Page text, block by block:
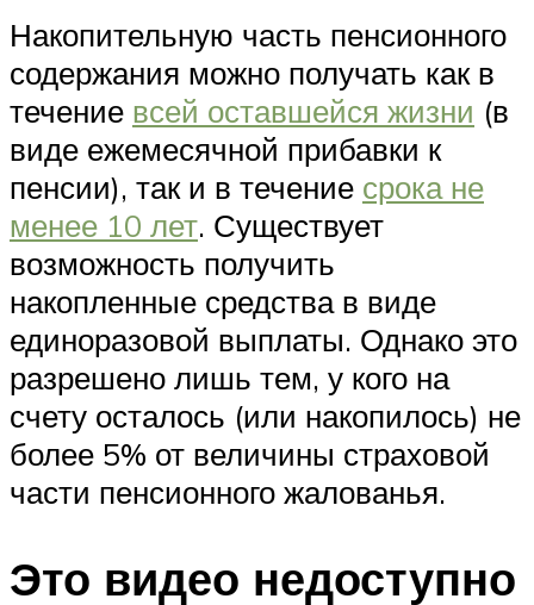
Накопительную часть пенсионного
содержания можно получать как в
течение всей оставшейся жизни (в
виде ежемесячной прибавки к
пенсии), так и в течение срока не
менее 10 лет. Существует
возможность получить
накопленные средства в виде
единоразовой выплаты. Однако это
разрешено лишь тем, у кого на
счету осталось (или накопилось) не
более 5% от величины страховой
части пенсионного жалованья.
Это видео недоступно